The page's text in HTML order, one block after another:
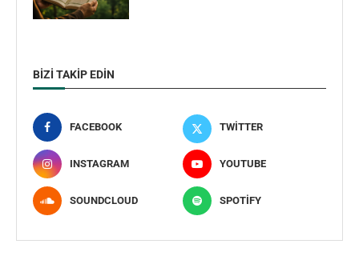
BIZI TAKIP EDIN
FACEBOOK TWITTER
INSTAGRAM YOUTUBE
SOUNDCLOUD SPOTIFY